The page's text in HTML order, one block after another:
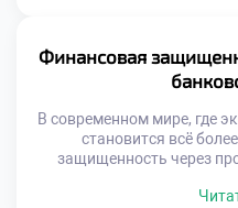
эффективной
сделки были бы
непредсказуемыми.
Финансовая
В современном мире, где
становится всё
защищенность через
уверенности в